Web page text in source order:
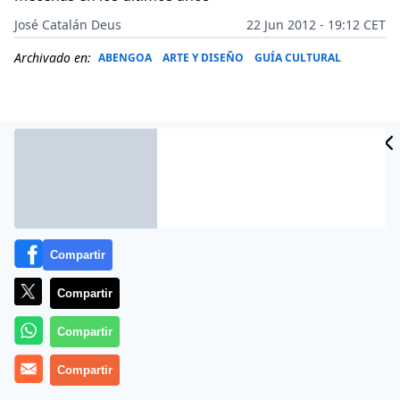
José Catalán Deus
22 Jun 2012 - 19:12 CET
Archivado en: ABENGOA ARTE Y DISEÑO GUÍA CULTURAL
El Museo del Prado se supera a sí mismo. Por si era
poca oferta veraniega la exposición temporal
Rafael’, desde este martes irá acompañada por
Compartir
Compartir
Compartir
Compartir